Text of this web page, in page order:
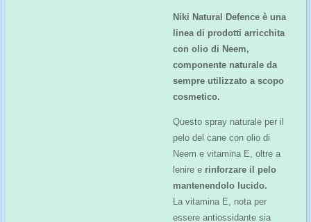
Niki Natural Defence è una
linea di prodotti arricchita
con olio di Neem,
componente naturale da
sempre utilizzato a scopo
cosmetico.
Questo spray naturale per il
pelo del cane con olio di
Neem e vitamina E, oltre a
lenire e rinforzare il pelo
mantenendolo lucido.
La vitamina E, nota per
essere antiossidante sia